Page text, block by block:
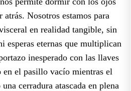
Nosotros estamos para
en realidad tangible, sin
esperas eternas que multiplican
inesperado con las llaves
en el pasillo vacío mientras el
cerradura atascada en plena